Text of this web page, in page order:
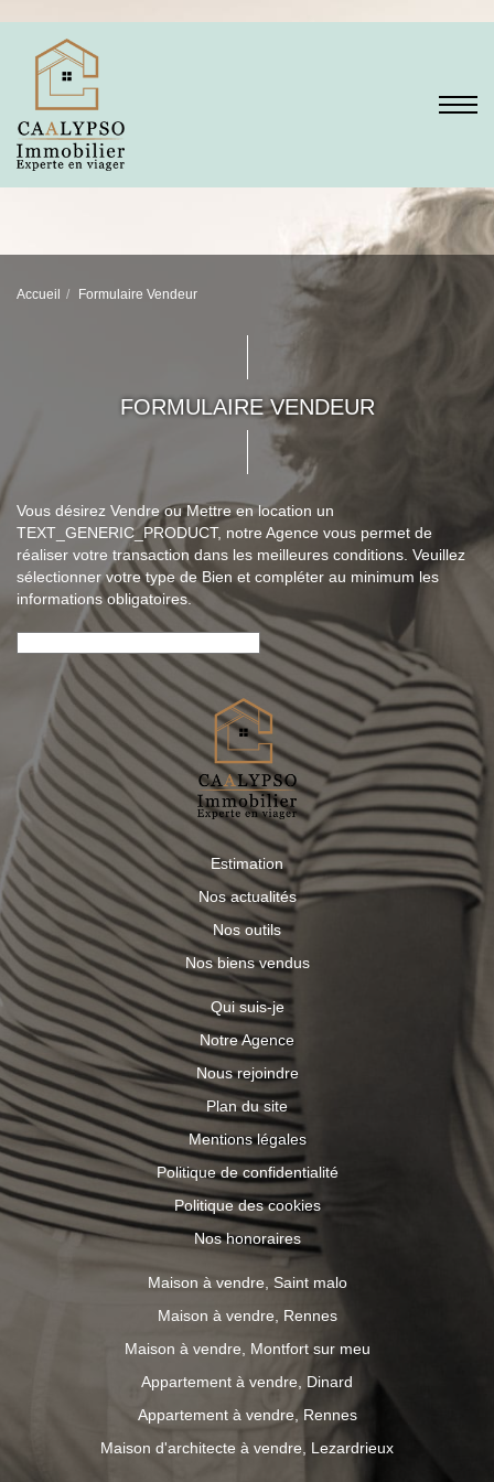
Accueil Formulaire Vendeur
FORMULAIRE VENDEUR
Vous désirez Vendre ou Mettre en location un
TEXT_GENERIC_PRODUCT, notre Agence vous permet de
réaliser votre transaction dans les meilleures conditions. Veuillez
sélectionner votre type de Bien et compléter au minimum les
informations obligatoires.
Estimation
Nos actualités
Nos outils
Nos biens vendus
Qui suis-je
Notre Agence
Nous rejoindre
Plan du site
Mentions légales
Politique de confidentialité
Politique des cookies
Nos honoraires
Maison à vendre, Saint malo
Maison à vendre, Rennes
Maison à vendre, Montfort sur meu
Appartement à vendre, Dinard
Appartement à vendre, Rennes
Maison d'architecte à vendre, Lezardrieux